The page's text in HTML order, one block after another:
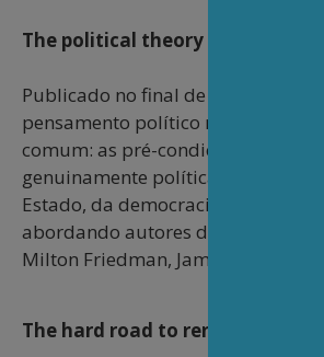
The political theory of
Publicado no final de 2018, este
pensamento político neoliberal.
comum: as pré-condições de
genuinamente política, o que
Estado, da democracia, da
abordando autores de "escolas"
Milton Friedman, James Buchanan,
The hard road to renewal: